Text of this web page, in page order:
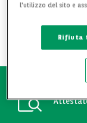
l'utilizzo del sito e